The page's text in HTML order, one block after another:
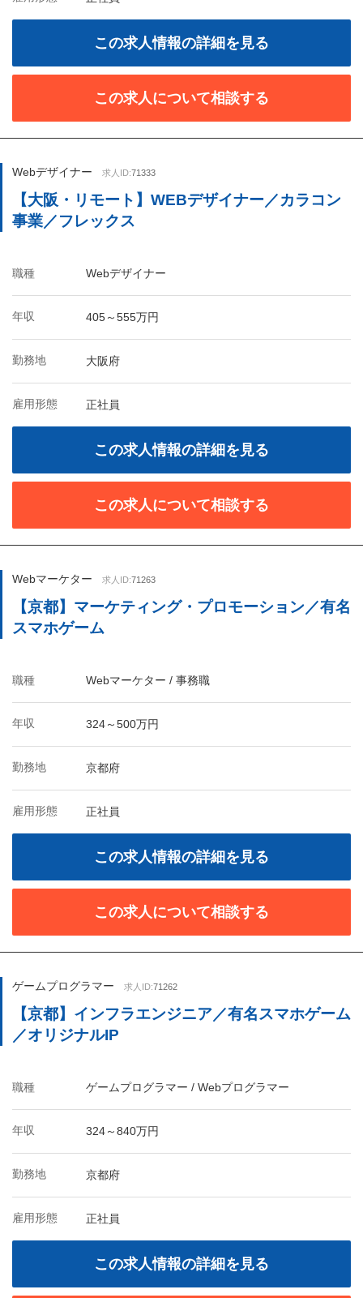
この求人情報の詳細を見る
この求人について相談する
Webデザイナー 求人ID:71333
【大阪・リモート】WEBデザイナー／カラコン
事業／フレックス
職種 Webデザイナー
年収 405～555万円
勤務地 大阪府
雇用形態 正社員
この求人情報の詳細を見る
この求人について相談する
Webマーケター 求人ID:71263
【京都】マーケティング・プロモーション／有名
スマホゲーム
職種 Webマーケター / 事務職
年収 324～500万円
勤務地 京都府
雇用形態 正社員
この求人情報の詳細を見る
この求人について相談する
ゲームプログラマー 求人ID:71262
【京都】インフラエンジニア／有名スマホゲーム
／オリジナルIP
職種 ゲームプログラマー / Webプログラマー
年収 324～840万円
勤務地 京都府
雇用形態 正社員
この求人情報の詳細を見る